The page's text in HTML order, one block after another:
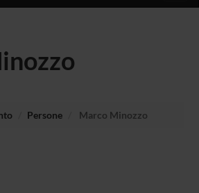
Persone Marco Minozzo